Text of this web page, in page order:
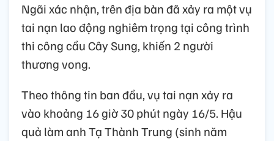
Ngãi xác nhận, trên địa bàn đã xảy ra một vụ
tai nạn lao động nghiêm trọng tại công trình
thi công cầu Cây Sung, khiến 2 người
thương vong.
Theo thông tin ban đầu, vụ tai nạn xảy ra
vào khoảng 16 giờ 30 phút ngày 16/5. Hậu
quả làm anh Tạ Thành Trung (sinh năm